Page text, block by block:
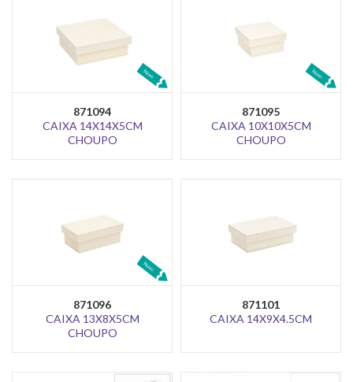
871094
CAIXA 14X14X5CM
CHOUPO
871095
CAIXA 10X10X5CM
CHOUPO
871096
CAIXA 13X8X5CM
CHOUPO
871101
CAIXA 14X9X4.5CM